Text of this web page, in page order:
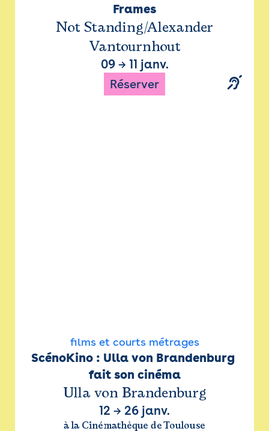
Frames
Not Standing/Alexander
Vantournhout
09→ 11 janv.
Réserver
films et courts métrages
ScénoKino : Ulla von Brandenburg
fait son cinéma
Ulla von Brandenburg
12 → 26 janv.
à la Cinémathèque de Toulouse